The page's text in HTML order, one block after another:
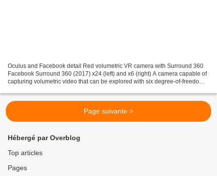
Oculus and Facebook detail Red volumetric VR camera with Surround 360
Facebook Surround 360 (2017) x24 (left) and x6 (right) A camera capable of
capturing volumetric video that can be explored with six degree-of-freedom
Page suivante >
Hébergé par Overblog
Top articles
Pages